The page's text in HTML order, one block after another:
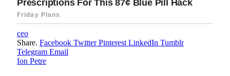
ceo
Share. Facebook Twitter Pinterest LinkedIn Tumblr
Telegram Email
Ion Petre